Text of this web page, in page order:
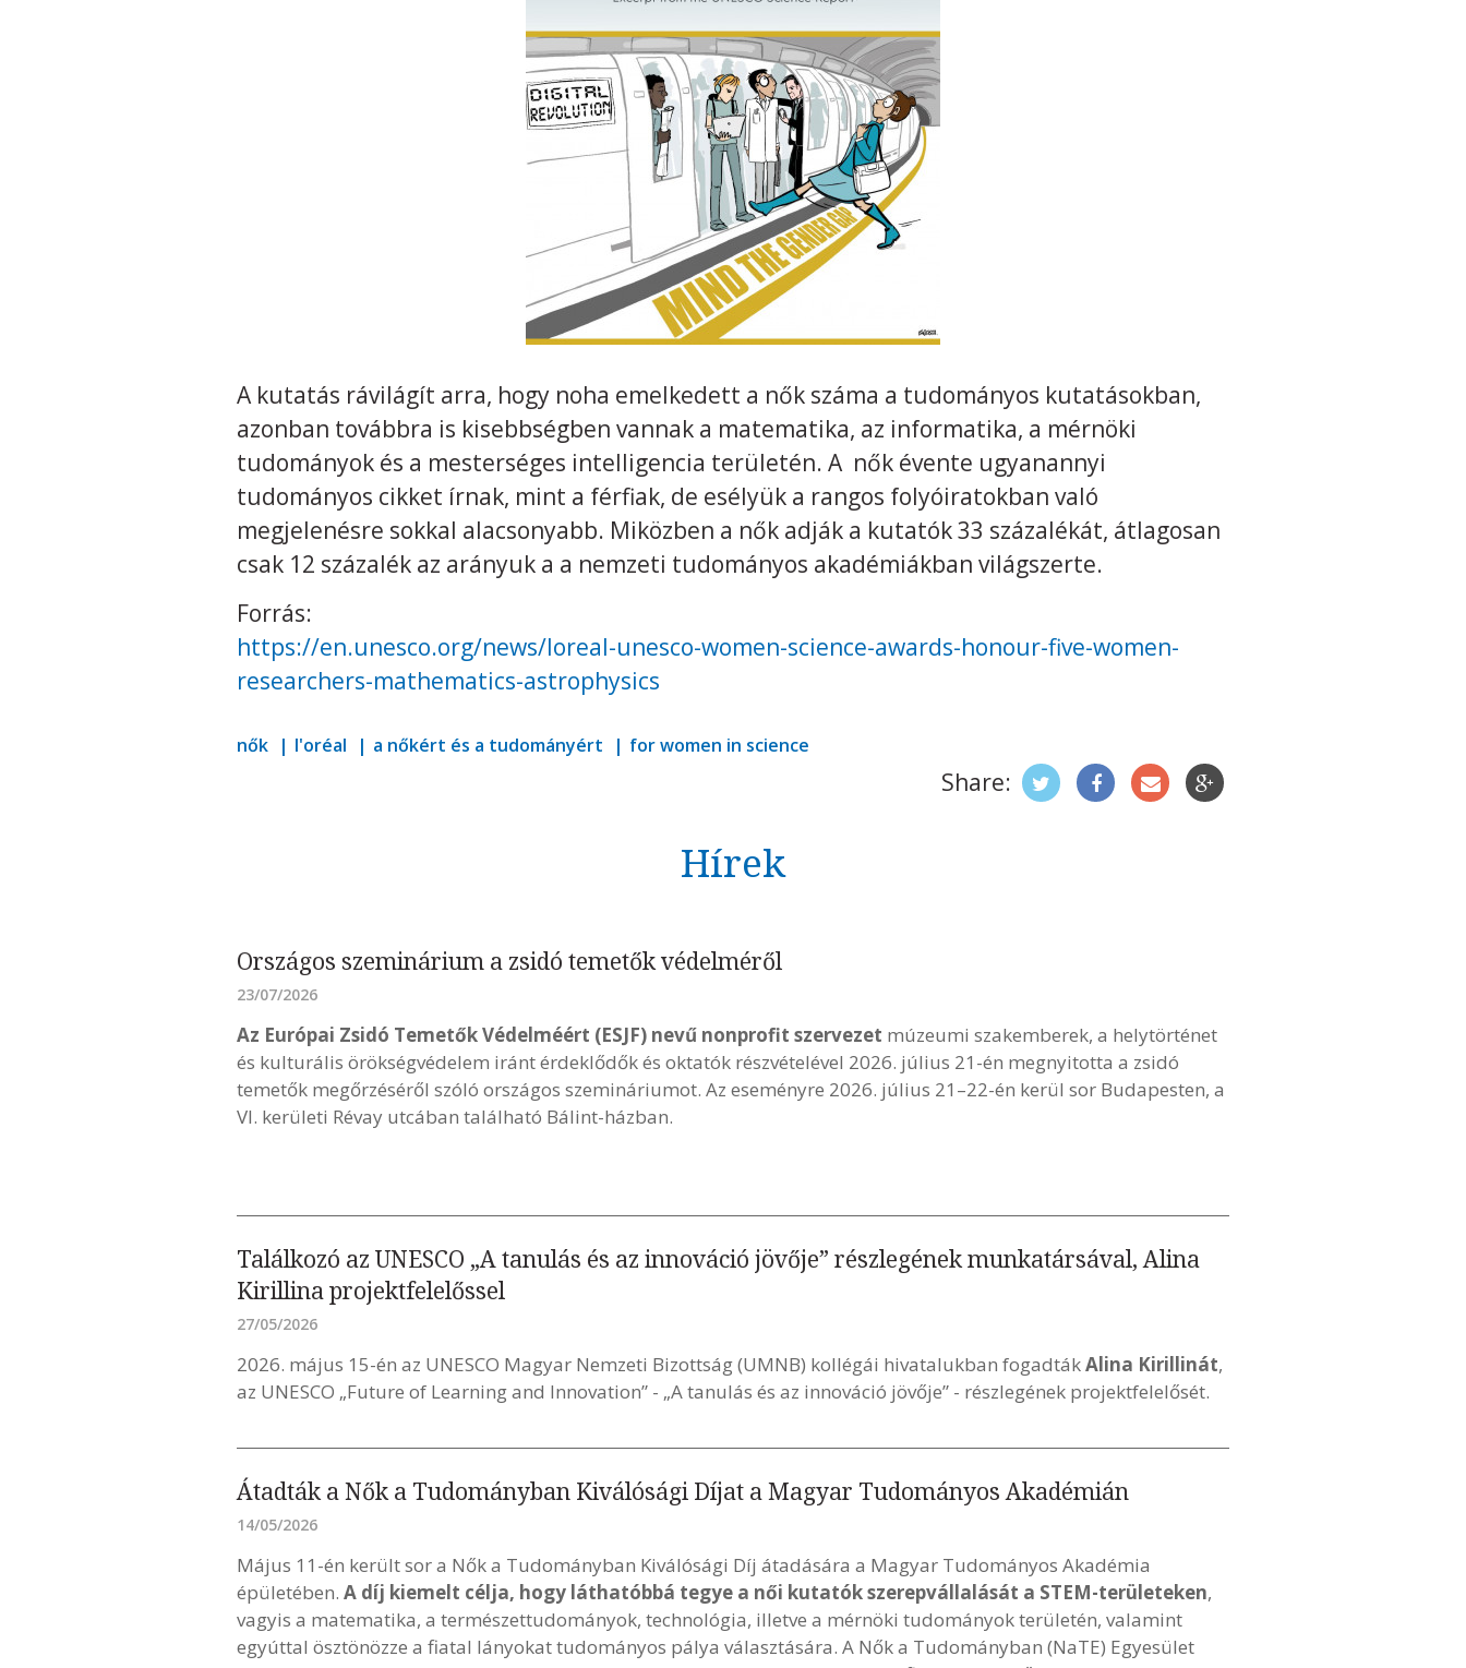
A kutatás rávilágít arra, hogy noha emelkedett a nők száma a tudományos kutatásokban,
azonban továbbra is kisebbségben vannak a matematika, az informatika, a mérnöki
tudományok és a mesterséges intelligencia területén. A nők évente ugyanannyi
tudományos cikket írnak, mint a férfiak, de esélyük a rangos folyóiratokban való
megjelenésre sokkal alacsonyabb. Miközben a nők adják a kutatók 33 százalékát, átlagosan
csak 12 százalék az arányuk a a nemzeti tudományos akadémiákban világszerte.
Forrás:
https://en.unesco.org/news/loreal-unesco-women-science-awards-honour-five-women-
researchers-mathematics-astrophysics
nők l'oréal a nőkért és a tudományért for women in science
Share:
Hírek
Országos szeminárium a zsidó temetők védelméről
23/07/2026
Az Európai Zsidó Temetők Védelméért (ESJF) nevű nonprofit szervezet múzeumi szakemberek, a helytörténet
és kulturális örökségvédelem iránt érdeklődők és oktatók részvételével 2026. július 21-én megnyitotta a zsidó
temetők megőrzéséről szóló országos szemináriumot. Az eseményre 2026. július 21–22-én kerül sor Budapesten, a
VI. kerületi Révay utcában található Bálint-házban.
Találkozó az UNESCO „A tanulás és az innováció jövője” részlegének munkatársával, Alina
Kirillina projektfelelőssel
27/05/2026
2026. május 15-én az UNESCO Magyar Nemzeti Bizottság (UMNB) kollégái hivatalukban fogadtákAlina Kirillinát,
az UNESCO „Future of Learning and Innovation” - „A tanulás és az innováció jövője” - részlegének projektfelelősét.
Átadták a Nők a Tudományban Kiválósági Díjat a Magyar Tudományos Akadémián
14/05/2026
Május 11-én került sor a Nők a Tudományban Kiválósági Díj átadására a Magyar Tudományos Akadémia
épületében. A díj kiemelt célja, hogy láthatóbbá tegye a női kutatók szerepvállalását a STEM-területeken,
vagyis a matematika, a természettudományok, technológia, illetve a mérnöki tudományok területén, valamint
egyúttal ösztönözze a fiatal lányokat tudományos pálya választására. A Nők a Tudományban (NaTE) Egyesület